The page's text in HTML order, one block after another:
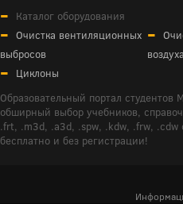
Каталог оборудования
Очистка вентиляционных
выбросов
воздуха
Циклоны
Образовательный портал
обширный выбор учебников,
.frt, .m3d, .a3d, .spw, .kdw, .frw, .cdw
бесплатно и без регистрации!